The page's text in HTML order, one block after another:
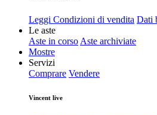
Leggi Condizioni di vendita Dati
Le aste
Aste in corso Aste archiviate
Mostre
Servizi
Comprare Vendere
Vincent live